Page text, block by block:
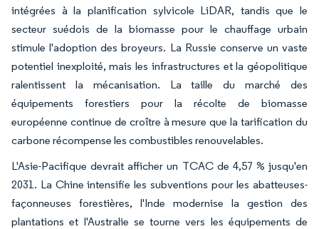
intégrées à la planification sylvicole LiDAR, tandis que le
secteur suédois de la biomasse pour le chauffage urbain
stimule l'adoption des broyeurs. La Russie conserve un vaste
potentiel inexploité, mais les infrastructures et la géopolitique
ralentissent la mécanisation. La taille du marché des
équipements forestiers pour la récolte de biomasse
européenne continue de croître à mesure que la tarification du
carbone récompense les combustibles renouvelables.
L'Asie-Pacifique devrait afficher un TCAC de 4,57 % jusqu'en
2031. La Chine intensifie les subventions pour les abatteuses-
façonneuses forestières, l'Inde modernise la gestion des
plantations et l'Australie se tourne vers les équipements de